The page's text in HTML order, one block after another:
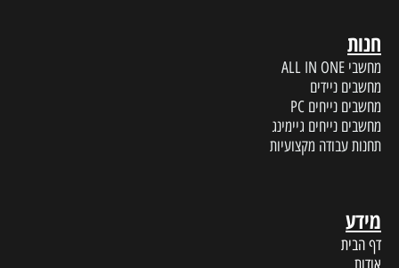
חנות
מחשבי ALL IN ONE
מחשבים ניידים
מחשבים נייחים PC
מחשבים נייחים גיימינג
תחנות עבודה מקצועיות
מידע
דף הבית